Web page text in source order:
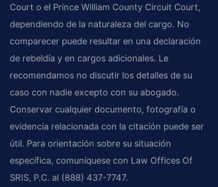
Court o el Prince William County Circuit Court,
dependiendo de la naturaleza del cargo. No
comparecer puede resultar en una declaración
de rebeldía y en cargos adicionales. Le
recomendamos no discutir los detalles de su
caso con nadie excepto con su abogado.
Conservar cualquier documento, fotografía o
evidencia relacionada con la citación puede ser
útil. Para orientación sobre su situación
específica, comuníquese con Law Offices Of
SRIS, P.C. al (888) 437-7747.